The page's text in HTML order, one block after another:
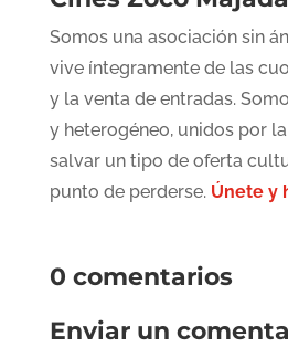
Somos una asociación sin
vive íntegramente de las
y la venta de entradas.
y heterogéneo, unidos por
salvar un tipo de oferta
punto de perderse. Únete y
0 comentarios
Enviar un